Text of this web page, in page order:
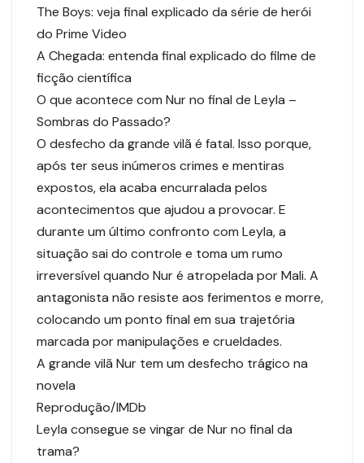
The Boys: veja final explicado da série de herói
do Prime Video
A Chegada: entenda final explicado do filme de
ficção científica
O que acontece com Nur no final de Leyla –
Sombras do Passado?
O desfecho da grande vilã é fatal. Isso porque,
após ter seus inúmeros crimes e mentiras
expostos, ela acaba encurralada pelos
acontecimentos que ajudou a provocar. E
durante um último confronto com Leyla, a
situação sai do controle e toma um rumo
irreversível quando Nur é atropelada por Mali. A
antagonista não resiste aos ferimentos e morre,
colocando um ponto final em sua trajetória
marcada por manipulações e crueldades.
A grande vilã Nur tem um desfecho trágico na
novela
Reprodução/IMDb
Leyla consegue se vingar de Nur no final da
trama?